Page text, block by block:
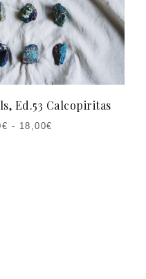
Ed.53 Calcopiritas
€ - 18,00€